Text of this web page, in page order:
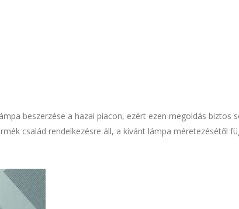
beszerzése a hazai piacon, ezért ezen megoldás biztos
család rendelkezésre áll, a kívánt lámpa méretezésétől